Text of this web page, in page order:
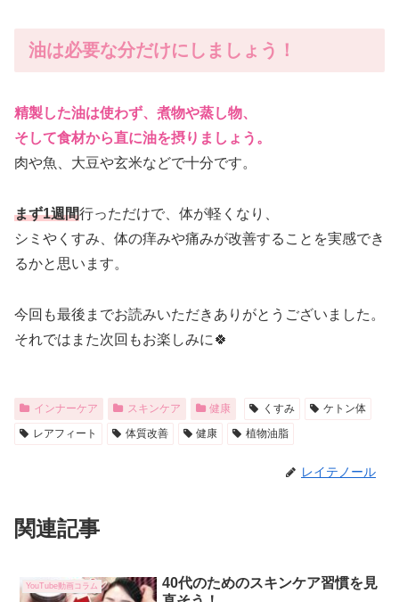
油は必要な分だけにしましょう！
精製した油は使わず、煮物や蒸し物、
そして食材から直に油を摂りましょう。
肉や魚、大豆や玄米などで十分です。
まず1週間行っただけで、体が軽くなり、
シミやくすみ、体の痒みや痛みが改善することを実感でき
るかと思います。
今回も最後までお読みいただきありがとうございました。
それではまた次回もお楽しみに🍀
インナーケア スキンケア 健康 くすみ
ケトン体
レアフィート
体質改善 健康 植物油脂
レイテノール
関連記事
YouTube動画コラム
40代のためのスキンケア習慣を見